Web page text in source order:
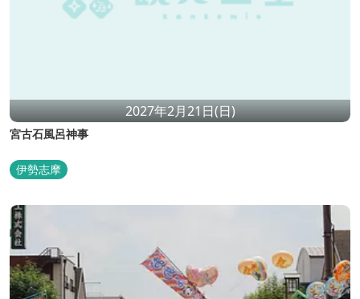
2027年2月21日(日)
宮古石風呂神事
伊勢志摩